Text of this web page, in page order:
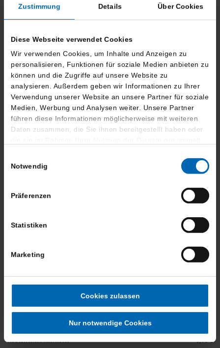
Zustimmung Details Über Cookies
Diese Webseite verwendet Cookies
Wir verwenden Cookies, um Inhalte und Anzeigen zu
personalisieren, Funktionen für soziale Medien anbieten zu
können und die Zugriffe auf unsere Website zu
analysieren. Außerdem geben wir Informationen zu Ihrer
Verwendung unserer Website an unsere Partner für soziale
Medien, Werbung und Analysen weiter. Unsere Partner
führen diese Informationen möglicherweise mit weiteren
Daten zusammen, die Sie ihnen bereitgestellt haben oder
Notwendig
Präferenzen
Statistiken
Marketing
Cookies zulassen
Nur notwendige Cookies
kontaktieren Sie uns damit wir die Verfügbarkeit dieses
Fahrzeugs überprüfen können. Vielen Dank.
Finanzierung
687,- €
mtl. Rate
36 Monate
Laufzeit
8.210,- €
Anzahlung
50.852,- €
Darlehensgesamtbetrag
46.524,- €
Nettodarlehensbetrag
26.820,- €
Schlussrate
Effektiver Jahreszins
3.92 %
BMW Bank GmbH -
Lilienthalallee 26 -
Leasing
16.714,- €
Gesamtbetrag
38.020,- €
Nettokreditbetrag Laufleistung
Kosten Mehrkilometer
0,13 €